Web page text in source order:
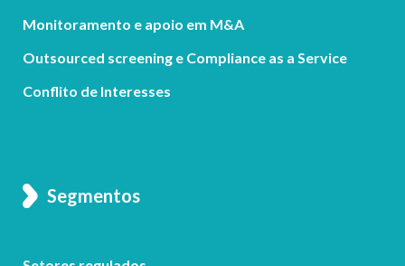
Monitoramento e apoio em M&A
Outsourced screening e Compliance as a Service
Conflito de Interesses
Segmentos